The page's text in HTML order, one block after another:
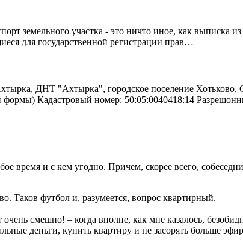
земельного участка - это ничто иное, как выписка
для государственной регистрации прав…
ДНТ "Ахтырка", городское поселение Хотьково,
Кадастровый номер: 50:05:0040418:14
время и с кем угодно. Причем, скорее всего,
Таков футбол и, разумеется, вопрос квартирный.
смешно! – когда вполне, как мне казалось,
деньги, купить квартиру и не засорять больше